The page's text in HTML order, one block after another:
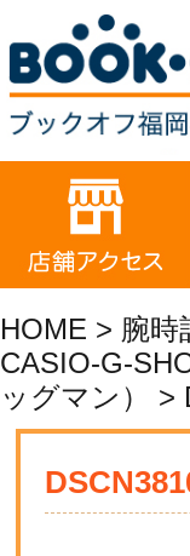
HOME > 腕時
CASIO-G-
ッグマン）
>